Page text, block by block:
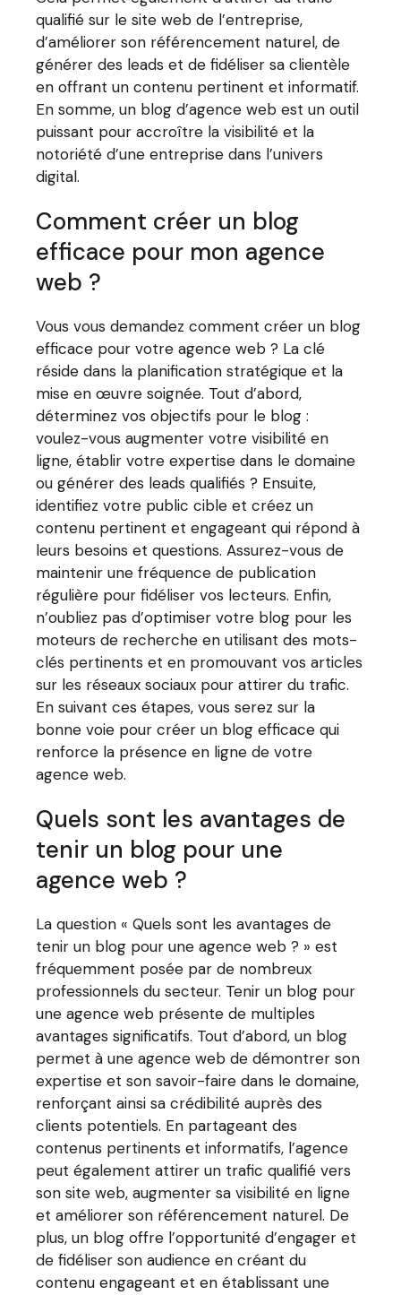
qualifié sur le site web de l’entreprise,
d’améliorer son référencement naturel, de
générer des leads et de fidéliser sa clientèle
en offrant un contenu pertinent et informatif.
En somme, un blog d’agence web est un outil
puissant pour accroître la visibilité et la
notoriété d’une entreprise dans l’univers
digital.
Comment créer un blog
efficace pour mon agence
web ?
Vous vous demandez comment créer un blog
efficace pour votre agence web ? La clé
réside dans la planification stratégique et la
mise en œuvre soignée. Tout d’abord,
déterminez vos objectifs pour le blog :
voulez-vous augmenter votre visibilité en
ligne, établir votre expertise dans le domaine
ou générer des leads qualifiés ? Ensuite,
identifiez votre public cible et créez un
contenu pertinent et engageant qui répond à
leurs besoins et questions. Assurez-vous de
maintenir une fréquence de publication
régulière pour fidéliser vos lecteurs. Enfin,
n’oubliez pas d’optimiser votre blog pour les
moteurs de recherche en utilisant des mots-
clés pertinents et en promouvant vos articles
sur les réseaux sociaux pour attirer du trafic.
En suivant ces étapes, vous serez sur la
bonne voie pour créer un blog efficace qui
renforce la présence en ligne de votre
agence web.
Quels sont les avantages de
tenir un blog pour une
agence web ?
La question « Quels sont les avantages de
tenir un blog pour une agence web ? » est
fréquemment posée par de nombreux
professionnels du secteur. Tenir un blog pour
une agence web présente de multiples
avantages significatifs. Tout d’abord, un blog
permet à une agence web de démontrer son
expertise et son savoir-faire dans le domaine,
renforçant ainsi sa crédibilité auprès des
clients potentiels. En partageant des
contenus pertinents et informatifs, l’agence
peut également attirer un trafic qualifié vers
son site web, augmenter sa visibilité en ligne
et améliorer son référencement naturel. De
plus, un blog offre l’opportunité d’engager et
de fidéliser son audience en créant du
contenu engageant et en établissant une